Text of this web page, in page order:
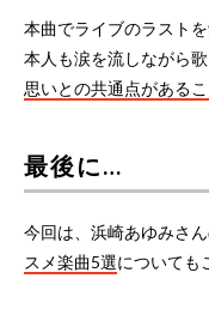
本曲でライブのラスト
本人も涙を流しながら
思いとの共通点があるこ
最後に…
今回は、浜崎あゆみさ
スメ楽曲5選についても